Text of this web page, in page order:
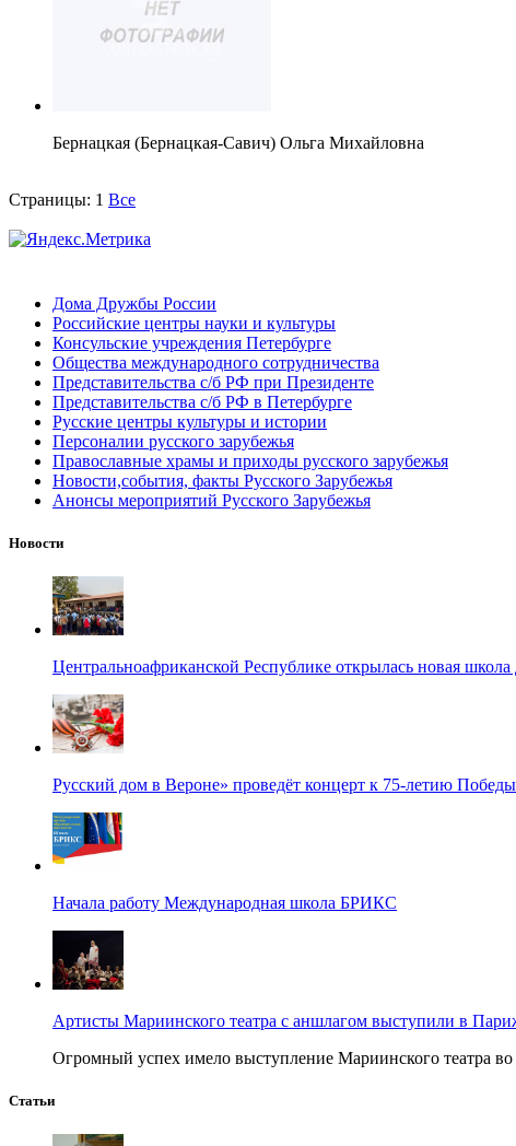
Бернацкая (Бернацкая-Савич) Ольга Михайловна
Страницы: 1 Все
Дома Дружбы России
Российские центры науки и культуры
Консульские учреждения Петербурге
Общества международного сотрудничества
Представительства с/б РФ при Президенте
Представительства с/б РФ в Петербурге
Русские центры культуры и истории
Персоналии русского зарубежья
Православные храмы и приходы русского зарубежья
Новости,события, факты Русского Зарубежья
Анонсы мероприятий Русского Зарубежья
Новости
Центральноафриканской Республике открылась новая
Русский дом в Вероне» проведёт концерт к 75-летию Победы
Начала работу Международная школа БРИКС
Артисты Мариинского театра с аншлагом выступили в
Огромный успех имело выступление Мариинского театра во
Статьи